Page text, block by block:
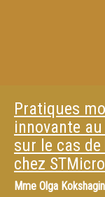
Pratiques
innovante
sur le cas
chez
Mme Olga